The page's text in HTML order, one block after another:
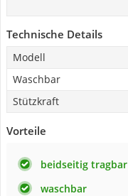
Technische Details
Modell
Waschbar
Stützkraft
Vorteile
beidseitig tragbar
waschbar